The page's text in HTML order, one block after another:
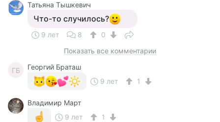
Татьяна Тышкевич
Что-то случилось?
9 лет 8
0
Показать все комментарии
ГБ
Георгий Браташ
9 лет
1
Владимир Март
9 лет
1